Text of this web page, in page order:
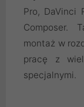
Pro, DaVinci
Composer.
montaż w
pracę z
specjalnymi.